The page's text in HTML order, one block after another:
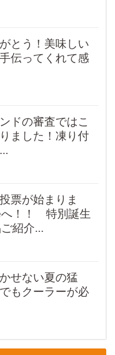
とう！美味しい
伝ってくれて感
ドの審査ではこ
ました！凍り付
票が始まりま
へ！！ 特別誕生
紹介...
せない夏の猛
もクーラーが必